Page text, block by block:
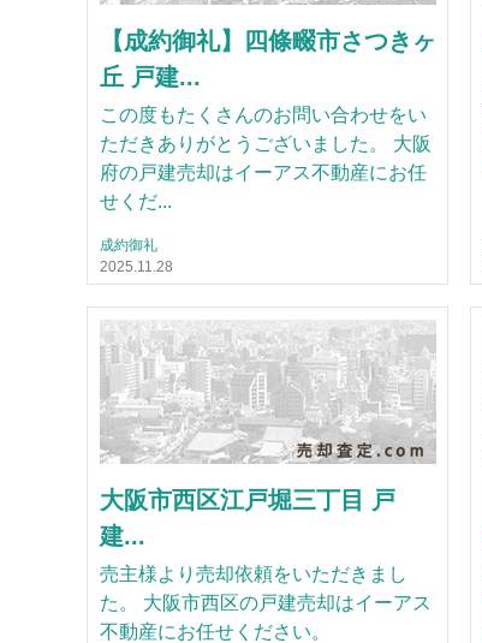
【成約御礼】四條畷市さつきヶ
丘 戸建...
この度もたくさんのお問い合わせをい
ただきありがとうございました。 大阪
府の戸建売却はイーアス不動産にお任
せくだ...
成約御礼
2025.11.28
大阪市西区江戸堀三丁目 戸
建...
売主様より売却依頼をいただきまし
た。 大阪市西区の戸建売却はイーアス
不動産にお任せください。